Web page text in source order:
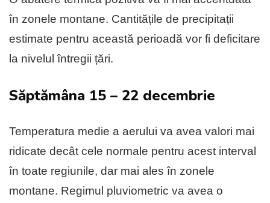
în zonele montane. Cantitățile de precipitații
estimate pentru această perioadă vor fi deficitare
la nivelul întregii țări.
Săptămâna 15 – 22 decembrie
Temperatura medie a aerului va avea valori mai
ridicate decât cele normale pentru acest interval
în toate regiunile, dar mai ales în zonele
montane. Regimul pluviometric va avea o